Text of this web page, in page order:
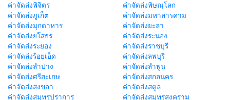
ค่าจัดส่งพิจิตร
ค่าจัดส่งพิษณุโลก
ค่าจัดส่งภูเก็ต
ค่าจัดส่งมหาสารคาม
ค่าจัดส่งมุกดาหาร
ค่าจัดส่งยะลา
ค่าจัดส่งยโสธร
ค่าจัดส่งระนอง
ค่าจัดส่งระยอง
ค่าจัดส่งราชบุรี
ค่าจัดส่งร้อยเอ็ด
ค่าจัดส่งลพบุรี
ค่าจัดส่งลำปาง
ค่าจัดส่งลำพูน
ค่าจัดส่งศรีสะเกษ
ค่าจัดส่งสกลนคร
ค่าจัดส่งสงขลา
ค่าจัดส่งสตูล
ค่าจัดส่งสมุทรปราการ
ค่าจัดส่งสมุทรสงคราม